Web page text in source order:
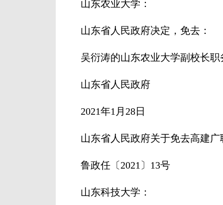
山东农业大学：
山东省人民政府决定，免去：
吴衍涛的山东农业大学副校长职
山东省人民政府
2021年1月28日
山东省人民政府关于免去高建广
鲁政任〔2021〕13号
山东科技大学：